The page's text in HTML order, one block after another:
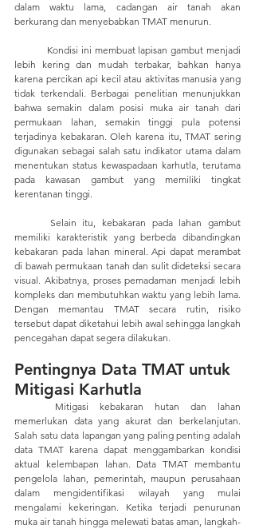
dalam waktu lama, cadangan air tanah akan
berkurang dan menyebabkan TMAT menurun.
lebih kering dan mudah terbakar, bahkan hanya
karena percikan api kecil atau aktivitas manusia yang
tidak terkendali. Berbagai penelitian menunjukkan
bahwa semakin dalam posisi muka air tanah dari
permukaan lahan, semakin tinggi pula potensi
terjadinya kebakaran. Oleh karena itu, TMAT sering
digunakan sebagai salah satu indikator utama dalam
menentukan status kewaspadaan karhutla, terutama
pada kawasan gambut yang memiliki tingkat
kerentanan tinggi.
memiliki karakteristik yang berbeda dibandingkan
kebakaran pada lahan mineral. Api dapat merambat
di bawah permukaan tanah dan sulit dideteksi secara
visual. Akibatnya, proses pemadaman menjadi lebih
kompleks dan membutuhkan waktu yang lebih lama.
Dengan memantau TMAT secara rutin, risiko
tersebut dapat diketahui lebih awal sehingga langkah
pencegahan dapat segera dilakukan.
Pentingnya Data TMAT untuk
Mitigasi Karhutla
memerlukan data yang akurat dan berkelanjutan.
Salah satu data lapangan yang paling penting adalah
data TMAT karena dapat menggambarkan kondisi
aktual kelembapan lahan. Data TMAT membantu
pengelola lahan, pemerintah, maupun perusahaan
dalam mengidentifikasi wilayah yang mulai
mengalami kekeringan. Ketika terjadi penurunan
muka air tanah hingga melewati batas aman, langkah-